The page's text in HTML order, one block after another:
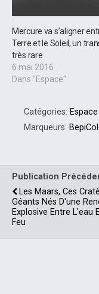
Mercure va s’aligner
Terre et le Soleil, un
très rare
6 mai 2016
Dans "Espace"
Catégories: Espace
Marqueurs:
Publication
Les Maars, Ces
Géants Nés D'une
Explosive Entre L'eau
Feu